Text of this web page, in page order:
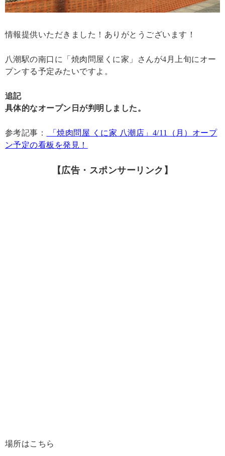
情報提供いただきました！ありがとうございます！
八潮駅の南口に「焼肉問屋くに家」さんが4月上旬にオー
プンする予定みたいですよ。
追記
具体的なオープン日が判明しました。
参考記事：
「焼肉問屋 くに家 八潮店」4/11（月）オープ
ン予定の看板を発見！
【広告・スポンサーリンク】
場所はこちら